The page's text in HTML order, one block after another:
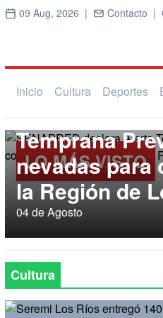
09 Aug, 2026 | Contacto |
Inicio Cultura Deportes
LO MÁS VISTO
Regional
Temprana
nevadas para
la Región de
04 de Agosto
Cultura